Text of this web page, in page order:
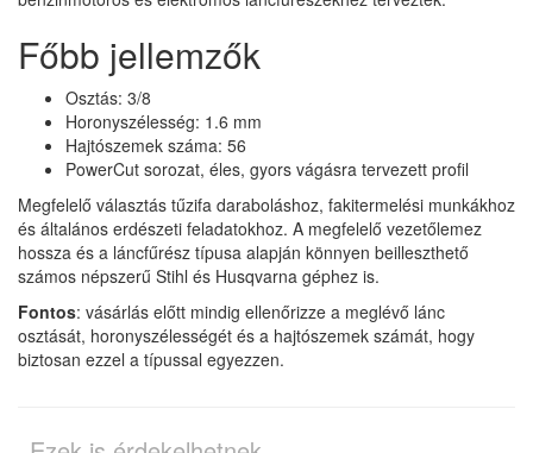
Főbb jellemzők
Osztás: 3/8
Horonyszélesség: 1.6 mm
Hajtószemek száma: 56
PowerCut sorozat, éles, gyors vágásra tervezett profil
Megfelelő választás tűzifa daraboláshoz, fakitermelési munkákhoz
és általános erdészeti feladatokhoz. A megfelelő vezetőlemez
hossza és a láncfűrész típusa alapján könnyen beilleszthető
számos népszerű Stihl és Husqvarna géphez is.
Fontos: vásárlás előtt mindig ellenőrizze a meglévő lánc
osztását, horonyszélességét és a hajtószemek számát, hogy
biztosan ezzel a típussal egyezzen.